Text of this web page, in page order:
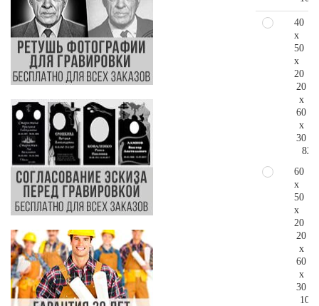
40
x
50
x
20
20
x
60
x
30
60
x
50
x
20
20
x
60
x
30